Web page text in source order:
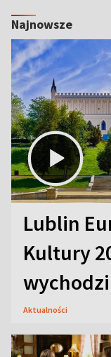
Najnowsze
Lublin
Kultury
Aktualności